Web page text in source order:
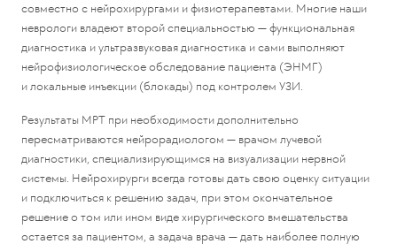
совместно с нейрохирургами и физиотерапевтами. Многие наши
неврологи владеют второй специальностью — функциональная
диагностика и ультразвуковая диагностика и сами выполняют
нейрофизиологическое обследование пациента (ЭНМГ)
и локальные инъекции (блокады) под контролем УЗИ.
Результаты МРТ при необходимости дополнительно
пересматриваются нейрорадиологом — врачом лучевой
диагностики, специализирующимся на визуализации нервной
системы. Нейрохирурги всегда готовы дать свою оценку ситуации
и подключиться к решению задач, при этом окончательное
решение о том или ином виде хирургического вмешательства
остается за пациентом, а задача врача — дать наиболее полную